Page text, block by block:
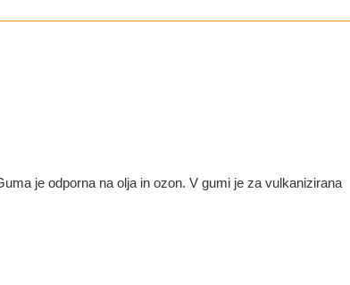
je odporna na olja in ozon. V gumi je za vulkanizirana